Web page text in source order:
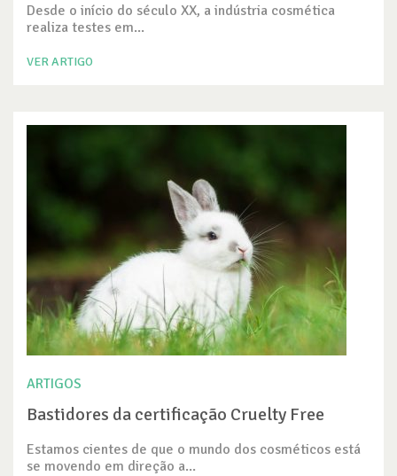
Desde o início do século XX, a indústria cosmética
realiza testes em...
VER ARTIGO
ARTIGOS
Bastidores da certificação Cruelty Free
Estamos cientes de que o mundo dos cosméticos está
se movendo em direção a...